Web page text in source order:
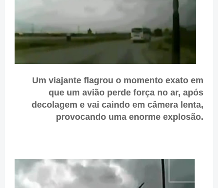
Um viajante flagrou o momento exato em
que um avião perde força no ar, após
decolagem e vai caindo em câmera lenta,
provocando uma enorme explosão.